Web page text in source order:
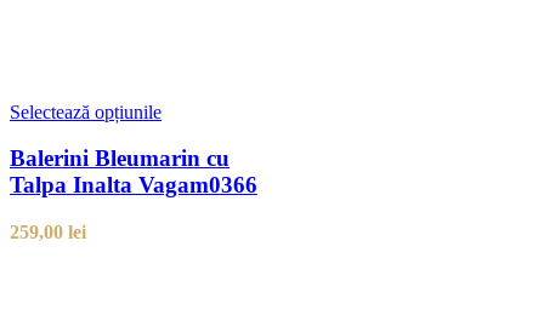
Selectează opțiunile
Balerini Bleumarin cu
Talpa Inalta Vagam0366
259,00 lei